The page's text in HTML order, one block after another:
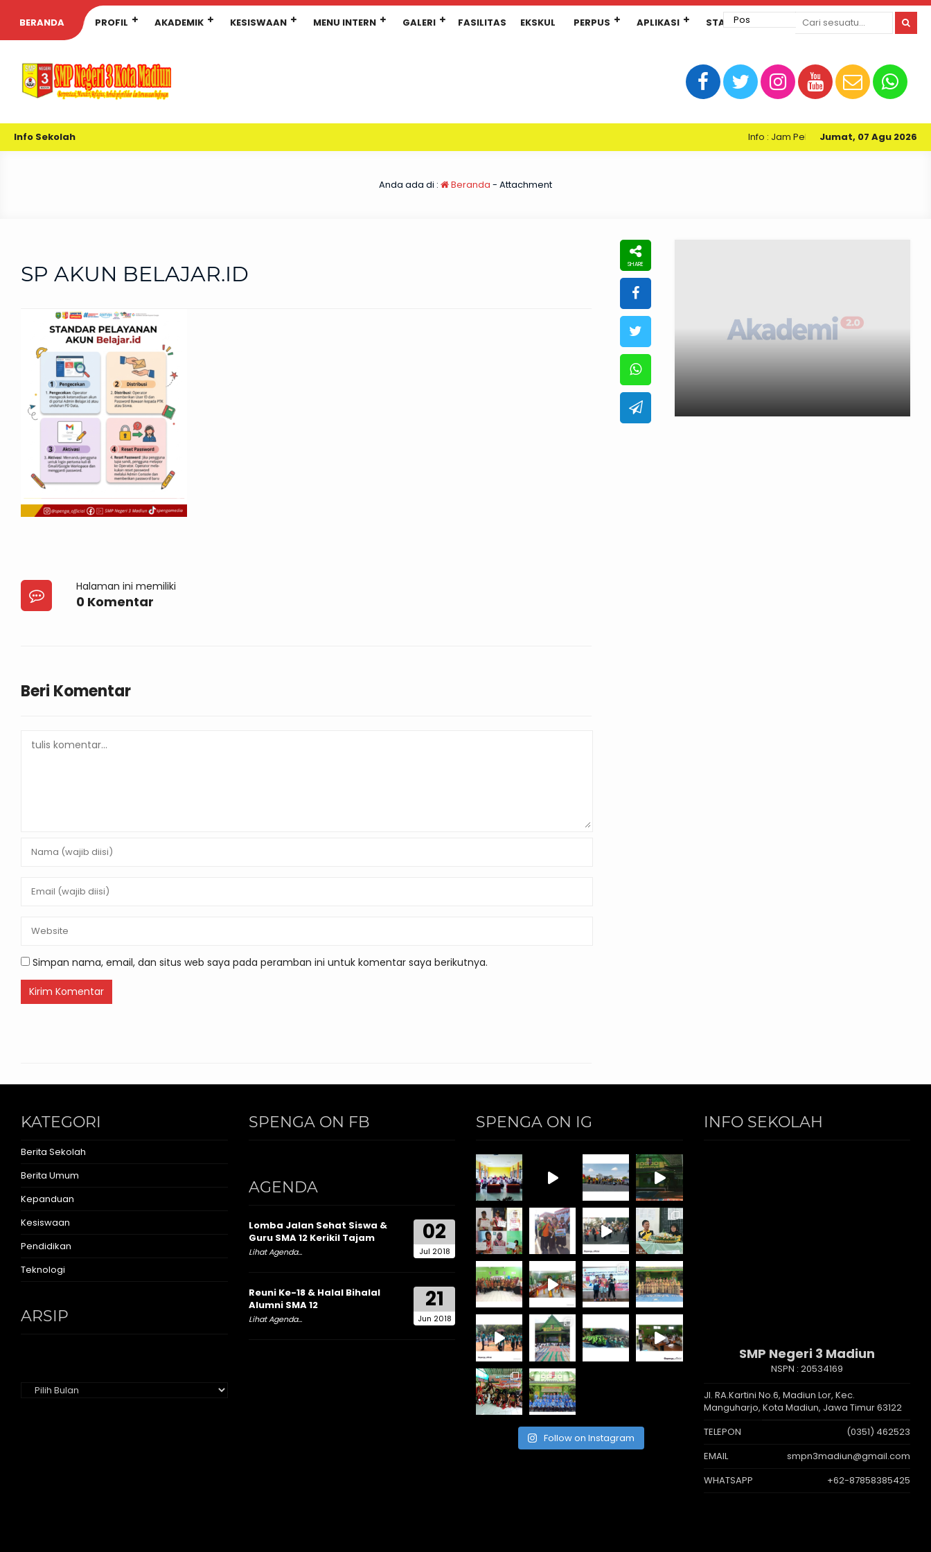
BERANDA PROFIL AKADEMIK KESISWAAN MENU INTERN GALERI FASILITAS EKSKUL PERPUS APLIKASI STANDAR PELAYANAN
Info Sekolah Jumat, 07 Agu 2026
Info : Jam Pelayanan Perpustakaan Kartini
Anda ada di : Beranda - Attachment
SP AKUN BELAJAR.ID
Halaman ini memiliki
0 Komentar
Beri Komentar
Simpan nama, email, dan situs web saya pada peramban ini untuk komentar saya berikutnya.
KATEGORI
Berita Sekolah
Berita Umum
Kepanduan
Kesiswaan
Pendidikan
Teknologi
ARSIP
SPENGA ON FB
AGENDA
02
Jul 2018
Lomba Jalan Sehat Siswa &
Guru SMA 12 Kerikil Tajam
Lihat Agenda...
21
Jun 2018
Reuni Ke-18 & Halal Bihalal
Alumni SMA 12
Lihat Agenda...
SPENGA ON IG
Follow on Instagram
INFO SEKOLAH
SMP Negeri 3 Madiun
NSPN : 20534169
Jl. RA.Kartini No.6, Madiun Lor, Kec.
Manguharjo, Kota Madiun, Jawa Timur 63122
TELEPON
(0351) 462523
EMAIL
smpn3madiun@gmail.com
WHATSAPP
+62-87858385425